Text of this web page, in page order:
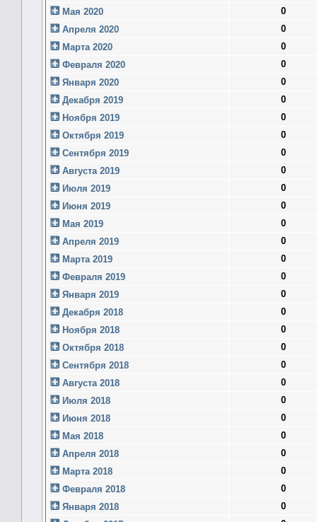
Мая 2020
0
Апреля 2020
0
Марта 2020
0
Февраля 2020
0
Января 2020
0
Декабря 2019
0
Ноября 2019
0
Октября 2019
0
Сентября 2019
0
Августа 2019
0
Июля 2019
0
Июня 2019
0
Мая 2019
0
Апреля 2019
0
Марта 2019
0
Февраля 2019
0
Января 2019
0
Декабря 2018
0
Ноября 2018
0
Октября 2018
0
Сентября 2018
0
Августа 2018
0
Июля 2018
0
Июня 2018
0
Мая 2018
0
Апреля 2018
0
Марта 2018
0
Февраля 2018
0
Января 2018
0